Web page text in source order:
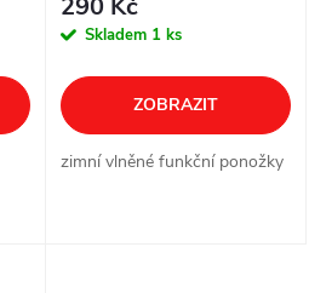
290 Kč
Skladem 1 ks
ZOBRAZIT
zimní vlněné funkční ponožky